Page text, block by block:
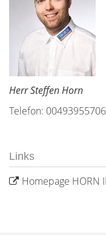
Herr Steffen Horn
Telefon:
Links
Homepage HORN